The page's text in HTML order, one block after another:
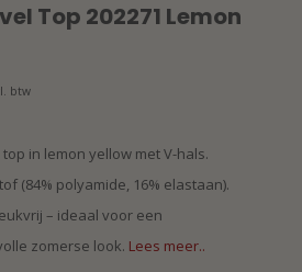
Top 202271 Lemon
btw
top in lemon yellow met V-hals.
(84% polyamide, 16% elastaan).
– ideaal voor een
zomerse look. Lees meer..